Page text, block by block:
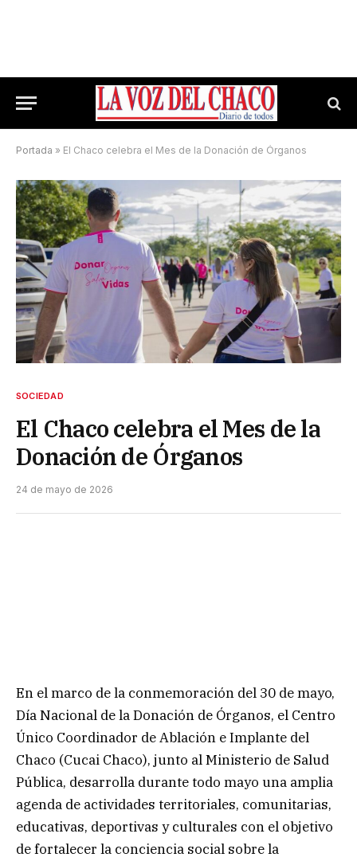
Portada » El Chaco celebra el Mes de la Donación de Órganos
SOCIEDAD
El Chaco celebra el Mes de la
Donación de Órganos
24 de mayo de 2026
En el marco de la conmemoración del 30 de mayo,
Día Nacional de la Donación de Órganos, el Centro
Único Coordinador de Ablación e Implante del
Chaco (Cucai Chaco), junto al Ministerio de Salud
Pública, desarrolla durante todo mayo una amplia
agenda de actividades territoriales, comunitarias,
educativas, deportivas y culturales con el objetivo
de fortalecer la conciencia social sobre la